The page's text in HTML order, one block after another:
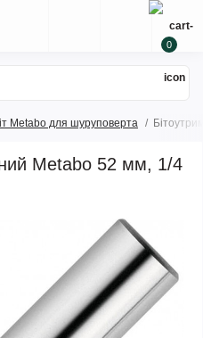
0
Metabo для шуруповерта
Metabo 52 мм, 1/4